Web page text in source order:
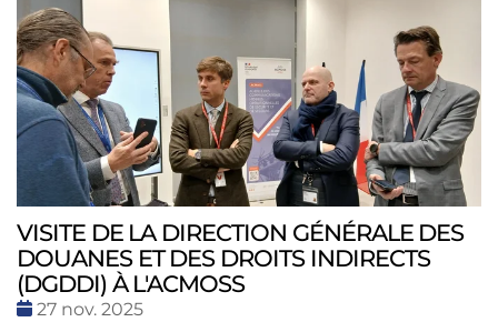
VISITE DE LA DIRECTION GÉNÉRALE DES
DOUANES ET DES DROITS INDIRECTS
(DGDDI) À L'ACMOSS
Date
27 nov. 2025